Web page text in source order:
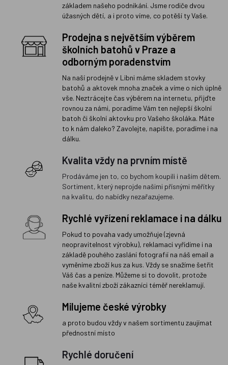
základem našeho podnikání. Jsme rodiče dvou
úžasných dětí, a i proto víme, co potěší ty Vaše.
Prodejna s největším výběrem
školních batohů v Praze a
odborným poradenstvím
Na naší prodejně v Libni máme skladem stovky
batohů a aktovek mnoha značek a víme o nich úplně
vše. Neztrácejte čas výběrem na internetu, přijďte
rovnou za námi, poradíme Vám ten nejlepší školní
batoh či školní aktovku pro Vašeho školáka. Máte
to k nám daleko? Zavolejte, napište, poradíme i na
dálku.
Kvalita vždy na prvním místě
Prodáváme jen to, co bychom koupili i našim dětem.
Sortiment, který neprojde našimi přísnými měřítky
na kvalitu, do nabídky nezařazujeme.
Rychlé vyřízení reklamace i na dálku
Pokud to povaha vady umožňuje (zjevná
neopravitelnost výrobku), reklamaci vyřídíme i na
základě pouhého zaslání fotografií na náš email a
vyměníme zboží kus za kus. Vždy se snažíme šetřit
Váš čas a peníze. Můžeme si to dovolit, protože
naše kvalitní zboží zákazníci téměř nereklamují.
Milujeme české výrobky
a proto budou vždy v našem sortimentu zaujímat
přednostní místo
Rychlé doručení